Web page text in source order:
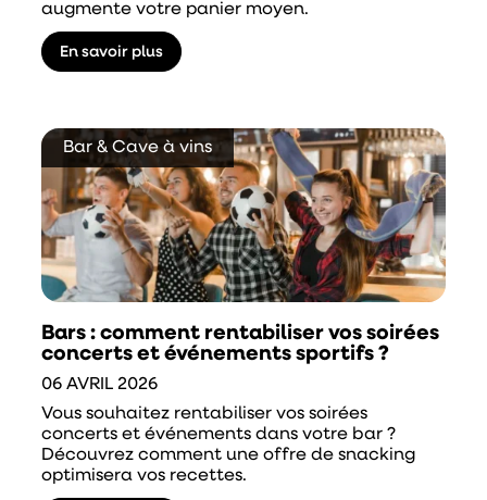
augmente votre panier moyen.
En savoir plus
Bar & Cave à vins
Bars : comment rentabiliser vos soirées
concerts et événements sportifs ?
06 AVRIL 2026
Vous souhaitez rentabiliser vos soirées
concerts et événements dans votre bar ?
Découvrez comment une offre de snacking
optimisera vos recettes.